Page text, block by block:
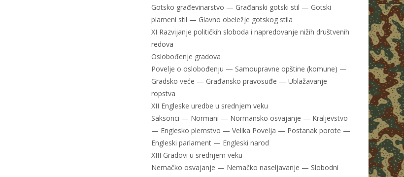
Gotsko građevinarstvo — Građanski gotski stil — Gotski
plameni stil — Glavno obeležje gotskog stila
XI Razvijanje političkih sloboda i napredovanje nižih društvenih
redova
Oslobođenje gradova
Povelje o oslobođenju — Samoupravne opštine (komune) —
Gradsko veće — Građansko pravosuđe — Ublažavanje
ropstva
XII Engleske uredbe u srednjem veku
Saksonci — Normani — Normansko osvajanje — Kraljevstvo
— Englesko plemstvo — Velika Povelja — Postanak porote —
Engleski parlament — Engleski narod
XIII Gradovi u srednjem veku
Nemačko osvajanje — Nemačko naseljavanje — Slobodni